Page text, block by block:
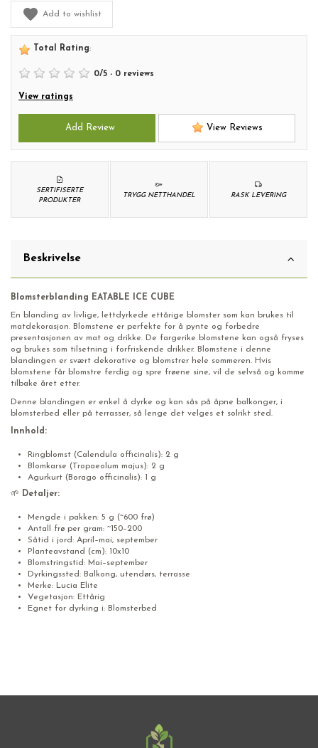
Add to wishlist
Total Rating:
0/5 - 0 reviews
View ratings
Add Review View Reviews
RASK LEVERING
TRYGG NETTHANDEL
SERTIFISERTE
PRODUKTER
Beskrivelse
Blomsterblanding EATABLE ICE CUBE
En blanding av livlige, lettdyrkede ettårige blomster som kan brukes til
matdekorasjon. Blomstene er perfekte for å pynte og forbedre
presentasjonen av mat og drikke. De fargerike blomstene kan også fryses
og brukes som tilsetning i forfriskende drikker. Blomstene i denne
blandingen er svært dekorative og blomstrer hele sommeren. Hvis
blomstene får blomstre ferdig og spre frøene sine, vil de selvså og komme
tilbake året etter.
Denne blandingen er enkel å dyrke og kan sås på åpne balkonger, i
blomsterbed eller på terrasser, så lenge det velges et solrikt sted.
Innhold:
Ringblomst (Calendula officinalis): 2 g
Blomkarse (Tropaeolum majus): 2 g
Agurkurt (Borago officinalis): 1 g
🌱 Detaljer:
Mengde i pakken: 5 g (~600 frø)
Antall frø per gram: ~150–200
Såtid i jord: April–mai, september
Planteavstand (cm): 10x10
Blomstringstid: Mai–september
Dyrkingssted: Balkong, utendørs, terrasse
Merke: Lucia Elite
Vegetasjon: Ettårig
Egnet for dyrking i: Blomsterbed